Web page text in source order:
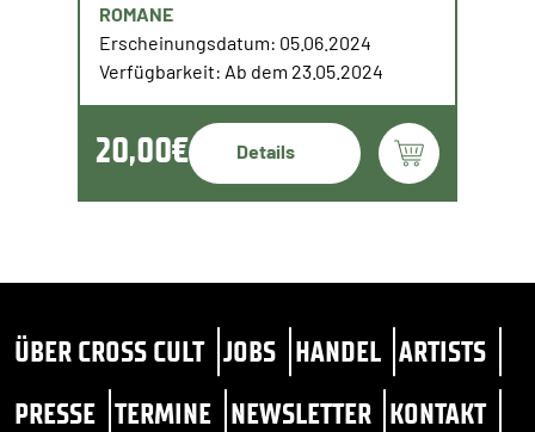
ROMANE
Erscheinungsdatum: 05.06.2024
Verfügbarkeit: Ab dem 23.05.2024
20,00€ Details
ÜBER CROSS CULT JOBS HANDEL ARTISTS
PRESSE TERMINE NEWSLETTER KONTAKT